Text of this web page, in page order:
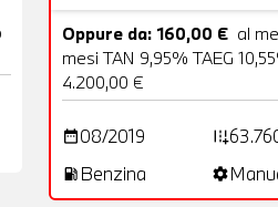
Oppure da: 160,00 € al
mesi TAN 9,95% TAEG
4.200,00 €
date_range08/2019 add_road
local_gas_station Benzina settings